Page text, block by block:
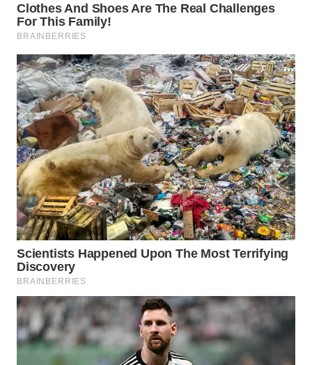
WN
SEMARANG
WN
SOLO
WN
BOROBUDUR
WN
MADURA
WN
SURABAYA
WN
WN
BINTAN